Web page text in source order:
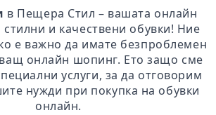
в Пещера Стил – вашата онлайн
стилни и качествени обувки! Ние
е важно да имате безпроблемен
онлайн шопинг. Ето защо сме
услуги, за да отговорим
нужди при покупка на обувки
онлайн.